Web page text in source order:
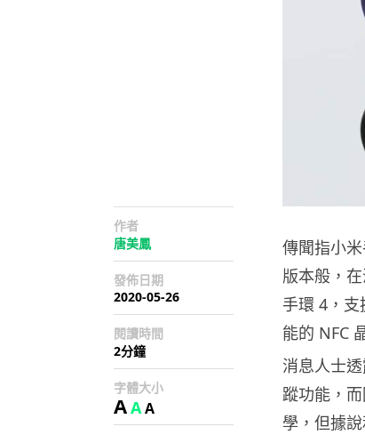
作者
唐美鳳
發佈日期
2020-05-26
閱讀時間
2分鐘
字體大小
AAA
傳聞指小
版本般，
手環 4，
能的 NFC
消息人士
蹤功能，
學，但據